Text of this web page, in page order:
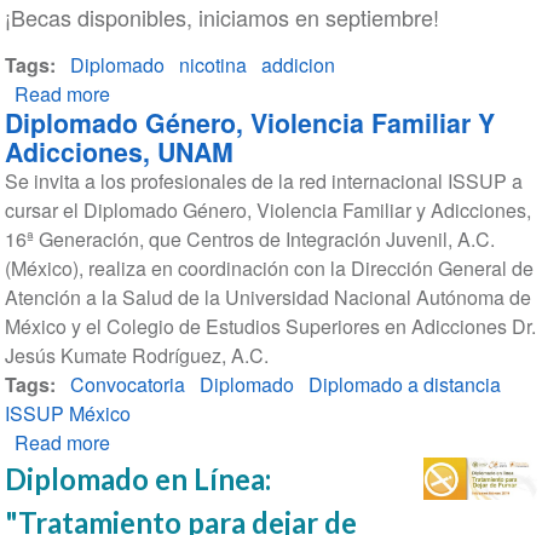
recuperación
de
trastornos
por
uso
de
sustancias
¡Becas disponibles, iniciamos en septiembre!
Tags Diplomado nicotina addicion
Read moreabout
Diplomado:
Intervención
profesional
en
el
tratamiento
de
la
adicción
a
la
nicotina
Diplomado Género, Violencia Familiar Y
Adicciones, UNAM
Se invita a los profesionales de la red internacional ISSUP a
cursar el Diplomado Género, Violencia Familiar y Adicciones,
16ª Generación, que Centros de Integración Juvenil, A.C.
(México), realiza en coordinación con la Dirección General de
Atención a la Salud de la Universidad Nacional Autónoma de
México y el Colegio de Estudios Superiores en Adicciones Dr.
Jesús Kumate Rodríguez, A.C.
Tags
Convocatoria Diplomado Diplomado a distancia
ISSUP México
Read moreabout
Diplomado
Diplomado en Línea:
"Tratamiento para dejar de